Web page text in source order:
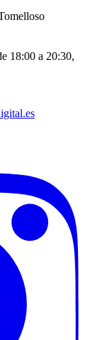
18:00 a 20:30,